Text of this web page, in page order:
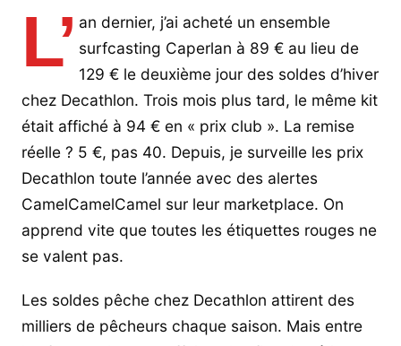
L’ an dernier, j’ai acheté un ensemble
surfcasting Caperlan à 89 € au lieu de
129 € le deuxième jour des soldes d’hiver
chez Decathlon. Trois mois plus tard, le même kit
était affiché à 94 € en « prix club ». La remise
réelle ? 5 €, pas 40. Depuis, je surveille les prix
Decathlon toute l’année avec des alertes
CamelCamelCamel sur leur marketplace. On
apprend vite que toutes les étiquettes rouges ne
se valent pas.
Les soldes pêche chez Decathlon attirent des
milliers de pêcheurs chaque saison. Mais entre